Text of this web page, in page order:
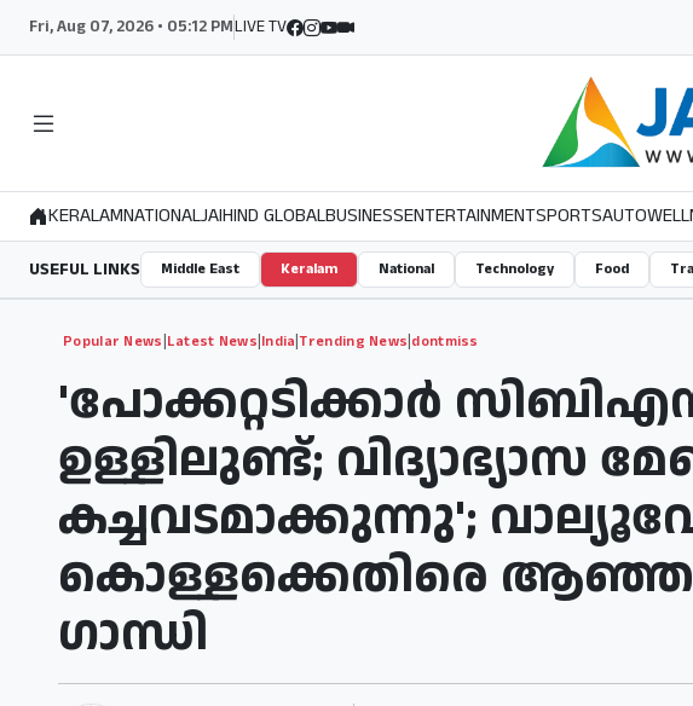
Fri, Aug 07, 2026 • 05:12 PMLIVE TV
KERALAMNATIONALJAIHIND GLOBALBUSINESSENTERTAINMENTSPORTSAUTO
USEFUL LINKS Middle East Keralam National Technology Food
Popular News|Latest News|India|Trending News|dontmiss
'പോക്കറ്റടിക്കാര്‍
ഉള്ളിലുണ്ട്; വിദ്യാഭ്യാസ
കച്ചവടമാക്കുന്നു';
കൊള്ളക്കെതിരെ
ഗാന്ധി